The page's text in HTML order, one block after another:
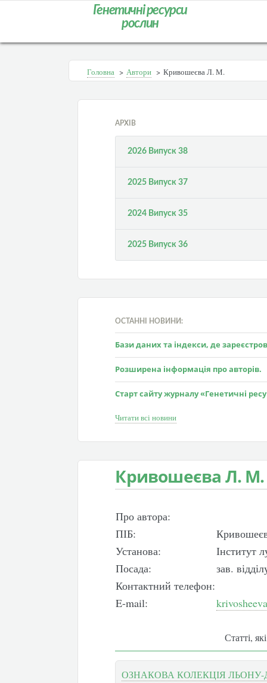
Генетичні ресурси
рослин
Головна > Автори > Кривошеєва Л. М.
АРХІВ
2026 Випуск 38
2025 Випуск 37
2024 Випуск 35
2025 Випуск 36
ОСТАННІ НОВИНИ:
Бази даних та індекси, де
Розширена інформація про авторів.
Старт сайту журналу «Генетичні
Читати всі новини
Кривошеєва Л. М.
Про автора:
ПІБ:
Установа:
Інститут
Посада:
зав.
Контактний телефон:
E-mail:
Статті,
ОЗНАКОВА КОЛЕКЦІЯ